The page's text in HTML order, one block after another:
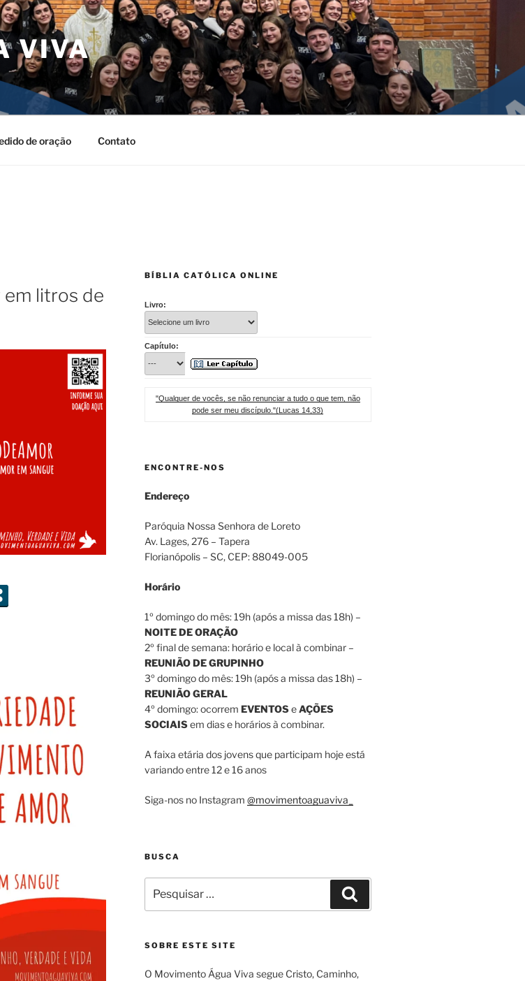
VIVA
de oração Contato
em litros de
BÍBLIA CATÓLICA ONLINE
Livro:
Capítulo:
"Qualquer de vocês, se não renunciar a tudo o que tem, não
pode ser meu discípulo."(Lucas 14,33)
ENCONTRE-NOS
Endereço
Paróquia Nossa Senhora de Loreto
Av. Lages, 276 – Tapera
Florianópolis – SC, CEP: 88049-005
Horário
1º domingo do mês: 19h (após a missa das 18h) –
NOITE DE ORAÇÃO
2º final de semana: horário e local à combinar –
REUNIÃO DE GRUPINHO
3º domingo do mês: 19h (após a missa das 18h) –
REUNIÃO GERAL
4º domingo: ocorrem EVENTOSeAÇÕES
SOCIAISem dias e horários à combinar.
A faixa etária dos jovens que participam hoje está
variando entre 12 e 16 anos
Siga-nos no Instagram @movimentoaguaviva_
BUSCA
por:
SOBRE ESTE SITE
O Movimento Água Viva segue Cristo, Caminho,